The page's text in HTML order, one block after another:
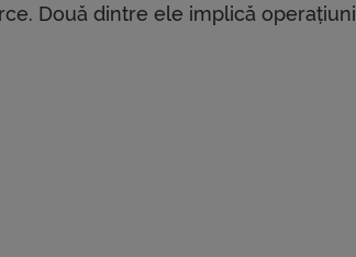
Două dintre ele implică operațiuni